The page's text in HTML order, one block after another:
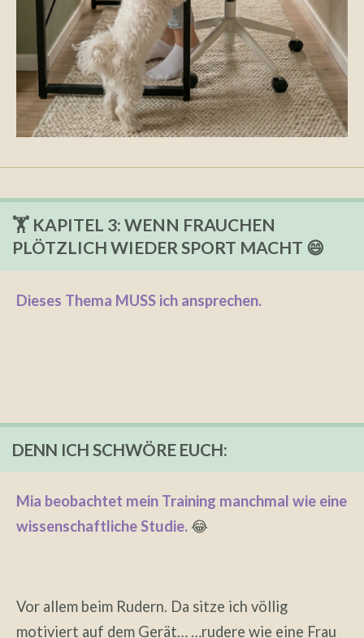
🏋️ KAPITEL 3: WENN FRAUCHEN
PLÖTZLICH WIEDER SPORT MACHT 😄
Dieses Thema MUSS ich ansprechen.
DENN ICH SCHWÖRE EUCH:
Mia beobachtet mein Training manchmal wie eine
wissenschaftliche Studie. 😂
Vor allem beim Rudern. Da sitze ich völlig
motiviert auf dem Gerät… …rudere wie eine Frau